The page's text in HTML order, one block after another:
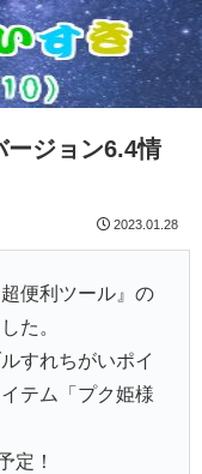
ージョン6.4情
2023.01.28
便利ツール』の
た。
すれちがいポイ
テム「プク姫様
定！